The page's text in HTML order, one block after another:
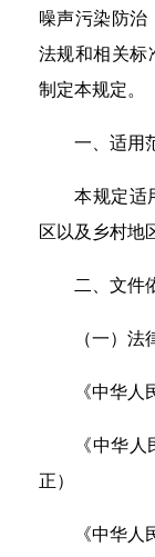
噪声污染防治
法规和相关标
制定本规定。
一、适用
本规定适
区以及乡村地
二、文件
（一）法
《中华人
《中华
正）
《中华人